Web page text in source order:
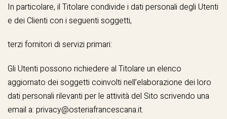
In particolare, il Titolare condivide i dati personali degli Utenti
e dei Clienti con i seguenti soggetti,
terzi fornitori di servizi primari:
Gli Utenti possono richiedere al Titolare un elenco
aggiornato dei soggetti coinvolti nell’elaborazione dei loro
dati personali rilevanti per le attività del Sito scrivendo una
email a: privacy@osteriafrancescana.it.